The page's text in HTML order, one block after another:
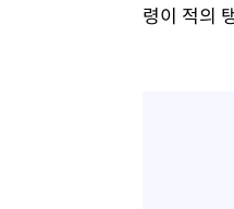
령이 적의